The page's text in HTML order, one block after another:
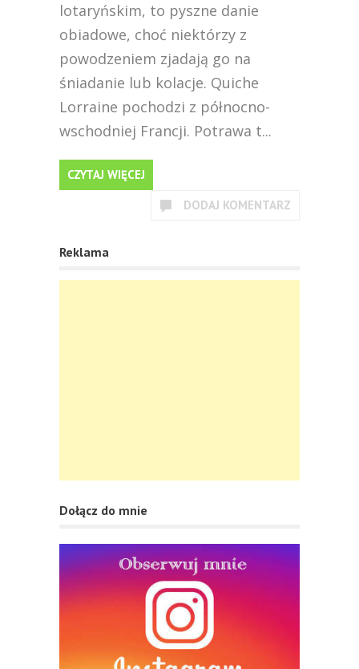
lotaryńskim, to pyszne danie
obiadowe, choć niektórzy z
powodzeniem zjadają go na
śniadanie lub kolacje. Quiche
Lorraine pochodzi z północno-
wschodniej Francji. Potrawa t...
CZYTAJ WIĘCEJ
DODAJ KOMENTARZ
Reklama
Dołącz do mnie